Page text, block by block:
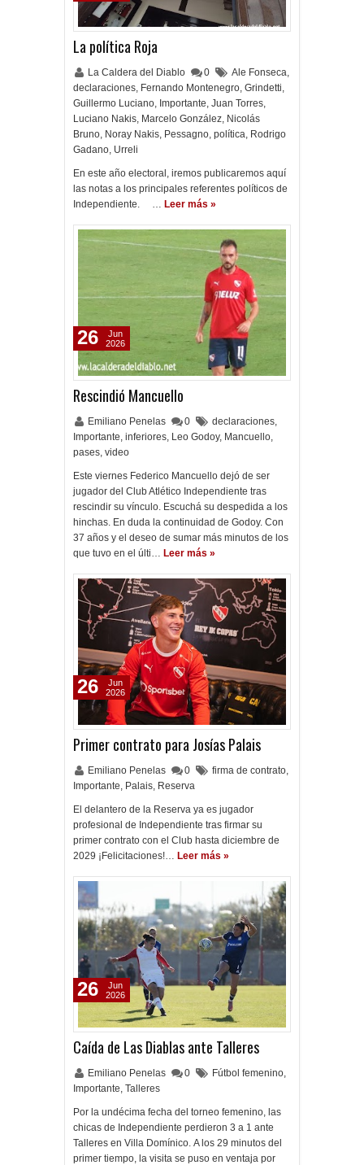
La política Roja
La Caldera del Diablo 0 Ale Fonseca,
declaraciones, Fernando Montenegro, Grindetti,
Guillermo Luciano, Importante, Juan Torres,
Luciano Nakis, Marcelo González, Nicolás
Bruno, Noray Nakis, Pessagno, política, Rodrigo
Gadano, Urreli
En este año electoral, iremos publicaremos aquí
las notas a los principales referentes políticos de
Independiente. … Leer más »
Rescindió Mancuello
Emiliano Penelas 0 declaraciones,
Importante, inferiores, Leo Godoy, Mancuello,
pases, video
Este viernes Federico Mancuello dejó de ser
jugador del Club Atlético Independiente tras
rescindir su vínculo. Escuchá su despedida a los
hinchas. En duda la continuidad de Godoy. Con
37 años y el deseo de sumar más minutos de los
que tuvo en el últi… Leer más »
26
Jun
2026
Primer contrato para Josías Palais
Emiliano Penelas 0 firma de contrato,
Importante, Palais, Reserva
El delantero de la Reserva ya es jugador
profesional de Independiente tras firmar su
primer contrato con el Club hasta diciembre de
2029 ¡Felicitaciones!… Leer más »
26
Jun
2026
Caída de Las Diablas ante Talleres
Emiliano Penelas 0 Fútbol femenino,
Importante, Talleres
Por la undécima fecha del torneo femenino, las
chicas de Independiente perdieron 3 a 1 ante
Talleres en Villa Domínico. A los 29 minutos del
primer tiempo, la visita se puso en ventaja por
26
Jun
2026